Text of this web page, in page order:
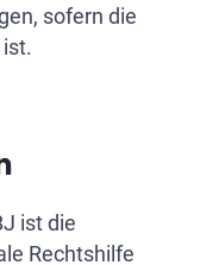
sofern die
ist die
Rechtshilfe